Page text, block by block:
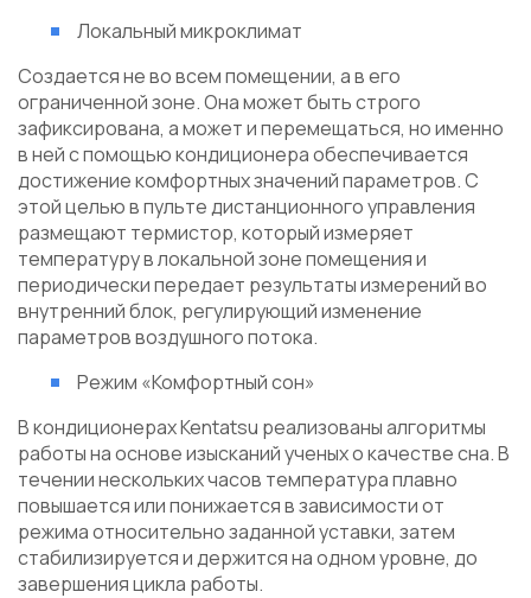
Локальный микроклимат
Создается не во всем помещении, а в его
ограниченной зоне. Она может быть строго
зафиксирована, а может и перемещаться, но именно
в ней с помощью кондиционера обеспечивается
достижение комфортных значений параметров. С
этой целью в пульте дистанционного управления
размещают термистор, который измеряет
температуру в локальной зоне помещения и
периодически передает результаты измерений во
внутренний блок, регулирующий изменение
параметров воздушного потока.
Режим «Комфортный сон»
В кондиционерах Kentatsu реализованы алгоритмы
работы на основе изысканий ученых о качестве сна. В
течении нескольких часов температура плавно
повышается или понижается в зависимости от
режима относительно заданной уставки, затем
стабилизируется и держится на одном уровне, до
завершения цикла работы.